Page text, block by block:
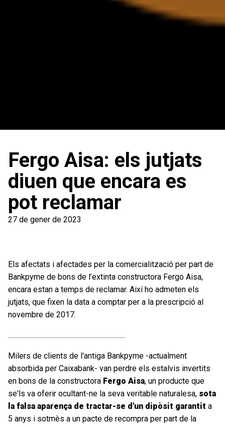
Fergo Aisa: els jutjats
diuen que encara es
pot reclamar
27 de gener de 2023
Els afectats i afectades per la comercialització per part de
Bankpyme de bons de l’extinta constructora Fergo Aisa,
encara estan a temps de reclamar. Així ho admeten els
jutjats, que fixen la data a comptar per a la prescripció al
novembre de 2017.
..............................................................................
Milers de clients de l'antiga Bankpyme -actualment
absorbida per Caixabank- van perdre els estalvis invertits
en bons de la constructora Fergo Aisa, un producte que
se'ls va oferir ocultant-ne la seva veritable naturalesa, sota
la falsa aparença de tractar-se d'un dipòsit garantit a
5 anys i sotmès a un pacte de recompra per part de la